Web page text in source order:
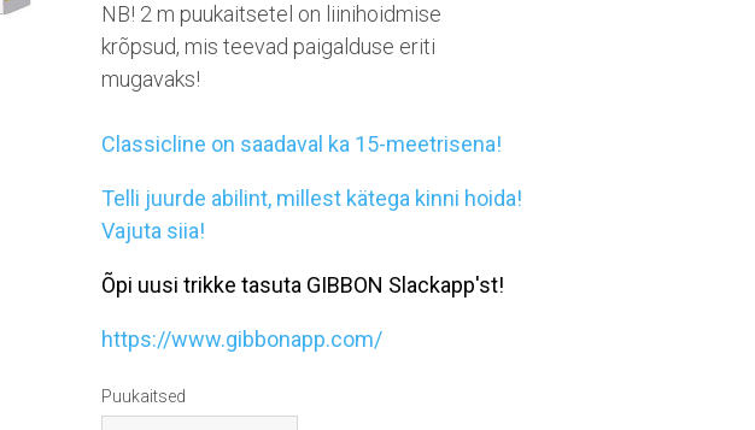
NB! 2 m puukaitsetel on liinihoidmise
krõpsud, mis teevad paigalduse eriti
mugavaks!
Classicline on saadaval ka 15-meetrisena!
Telli juurde abilint, millest kätega kinni hoida!
Vajuta siia!
Õpi uusi trikke tasuta GIBBON Slackapp'st!
https://www.gibbonapp.com/
Puukaitsed